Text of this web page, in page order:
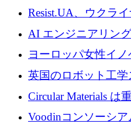
ッション製品インテ
ームを拡大するた
Resist.UA、ウクラ
衛技術を拡大するた
基金を立ち上げる
AI エンジニアリン
ートアップ Cascade
らの支援を獲得
ヨーロッパ女性イ
介します
英国のロボット工学
がシリーズ A 1 億
5,000 万ドルに到達
Circular Materials は
張に 1,180 万ユーロ
Voodinコンソーシ